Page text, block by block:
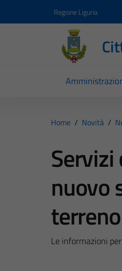
Regione Liguria
Home / Novità /
nuovo
terreno
Le informazioni